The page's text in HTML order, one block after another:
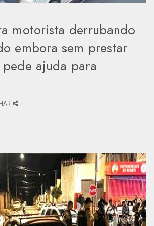
motorista derrubando
embora sem prestar
ajuda para